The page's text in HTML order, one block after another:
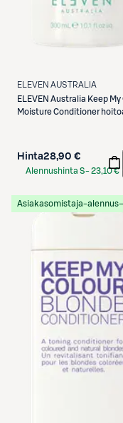
ELEVEN AUSTRALIA
ELEVEN Australia Keep My
Moisture Conditioner
Hinta28,90 €
Alennushinta S-23,10 €
Asiakasomistaja-alennus